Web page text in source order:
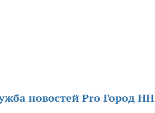
новостей Pro Город НН